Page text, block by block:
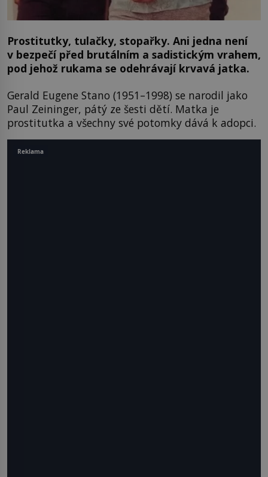
Prostitutky, tulačky, stopařky. Ani jedna není
v bezpečí před brutálním a sadistickým vrahem,
pod jehož rukama se odehrávají krvavá jatka.
Gerald Eugene Stano (1951–1998) se narodil jako
Paul Zeininger, pátý ze šesti dětí. Matka je
prostitutka a všechny své potomky dává k adopci.
Reklama